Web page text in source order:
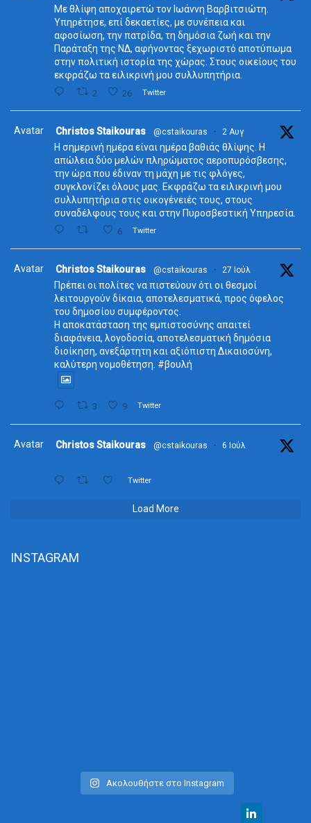
Με θλίψη αποχαιρετώ τον Ιωάννη Βαρβιτσιώτη.
Υπηρέτησε, επί δεκαετίες, με συνέπεια και
αφοσίωση, την πατρίδα, τη δημόσια ζωή και την
Παράταξη της ΝΔ, αφήνοντας ξεχωριστό αποτύπωμα
στην πολιτική ιστορία της χώρας. Στους οικείους του
εκφράζω τα ειλικρινή μου συλλυπητήρια.
2 26 Twitter
Avatar Christos Staikouras @cstaikouras · 2 Αυγ
Η σημερινή ημέρα είναι ημέρα βαθιάς θλίψης. Η
απώλεια δύο μελών πληρώματος αεροπυρόσβεσης,
την ώρα που έδιναν τη μάχη με τις φλόγες,
συγκλονίζει όλους μας. Εκφράζω τα ειλικρινή μου
συλλυπητήρια στις οικογένειές τους, στους
συναδέλφους τους και στην Πυροσβεστική Υπηρεσία.
6 Twitter
Avatar Christos Staikouras @cstaikouras · 27 Ιούλ
Πρέπει οι πολίτες να πιστεύουν ότι οι θεσμοί
λειτουργούν δίκαια, αποτελεσματικά, προς όφελος
του δημοσίου συμφέροντος.
Η αποκατάσταση της εμπιστοσύνης απαιτεί
διαφάνεια, λογοδοσία, αποτελεσματική δημόσια
διοίκηση, ανεξάρτητη και αξιόπιστη Δικαιοσύνη,
καλύτερη νομοθέτηση. #βουλή
3 9 Twitter
Avatar Christos Staikouras @cstaikouras · 6 Ιούλ
Twitter
Load More
INSTAGRAM
Ακολουθήστε στο Instagram